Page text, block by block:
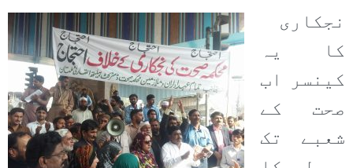
نجکاری
کا یہ
کینسر اب
صحت کے
شعبے تک